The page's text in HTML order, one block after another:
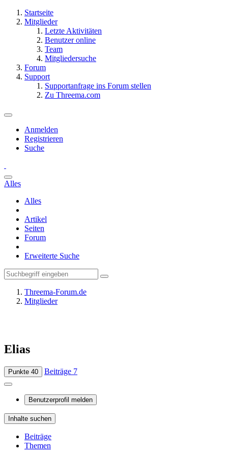
Startseite
Mitglieder
Letzte Aktivitäten
Benutzer online
Team
Mitgliedersuche
Forum
Support
Supportanfrage ins Forum stellen
Zu Threema.com
Anmelden
Registrieren
Suche
Alles
Alles
Artikel
Seiten
Forum
Erweiterte Suche
Threema-Forum.de
Mitglieder
Elias
Punkte 40 Beiträge 7
Benutzerprofil melden
Inhalte suchen
Beiträge
Themen